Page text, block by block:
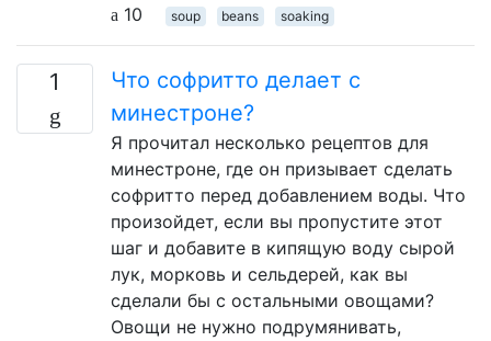
10
soup beans soaking
1
Что софритто делает с
минестроне?
Я прочитал несколько рецептов для
минестроне, где он призывает сделать
софритто перед добавлением воды. Что
произойдет, если вы пропустите этот
шаг и добавите в кипящую воду сырой
лук, морковь и сельдерей, как вы
сделали бы с остальными овощами?
Овощи не нужно подрумянивать,